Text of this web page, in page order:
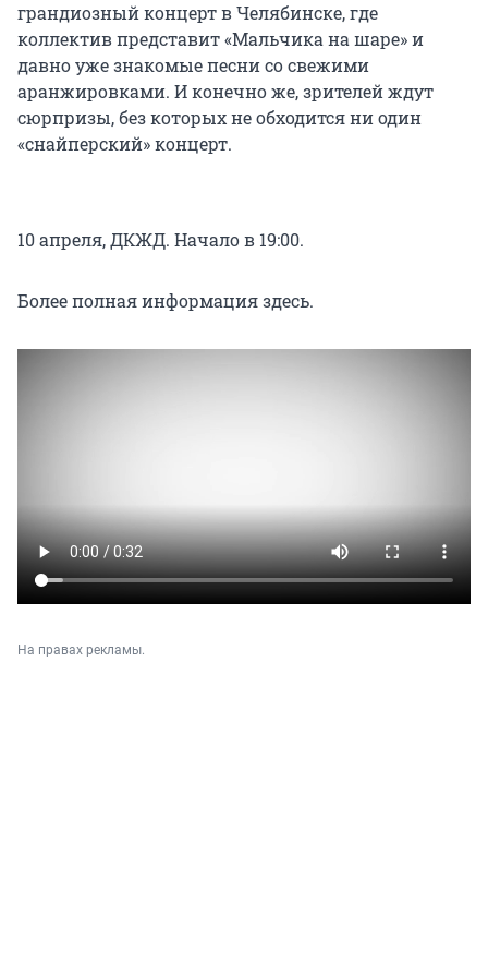
грандиозный концерт в Челябинске, где
коллектив представит «Мальчика на шаре» и
давно уже знакомые песни со свежими
аранжировками. И конечно же, зрителей ждут
сюрпризы, без которых не обходится ни один
«снайперский» концерт.
10 апреля, ДКЖД. Начало в 19:00.
Более полная информация здесь.
На правах рекламы.